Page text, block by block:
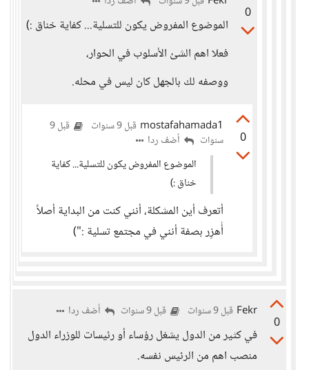
0
الموضوع المفروض يكون للتسلية... كفاية خناق :)
فعلا اهم الشئ الأسلوب في الحوار،
ووصفه لك بالجهل كان ليس في محله.
0
mostafahamada1 قبل 9 سنوات
قبل 9
سنوات
أضف ردا
الموضوع المفروض يكون للتسلية... كفاية
خناق :)
أتعرف أين المشكلة، أنني كنت من البداية أصلاً
أُهزِر بصفة أنني في مجتمع تسلية :")
0
Fekr قبل 9 سنوات قبل 9 سنوات أضف ردا
في كثير من الدول يشغل رؤساء أو رئيسات للوزراء الدول
منصب اهم من الرئيس نفسه.